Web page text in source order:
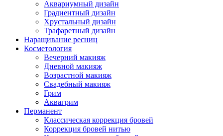
Аквариумный дизайн
Градиентный дизайн
Хрустальный дизайн
Трафаретный дизайн
Наращивание ресниц
Косметология
Вечерний макияж
Дневной макияж
Возрастной макияж
Свадебный макияж
Грим
Аквагрим
Перманент
Классическая коррекция бровей
Коррекция бровей нитью